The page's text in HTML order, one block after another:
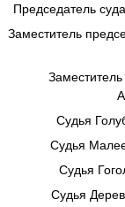
Председатель
Заместитель
Судья
Судья
Судья
Судья